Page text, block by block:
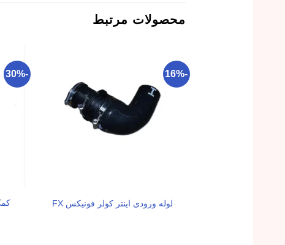
محصولات مرتبط
-16%
لوله ورودی اینتر کولر فونیکس FX
-30%